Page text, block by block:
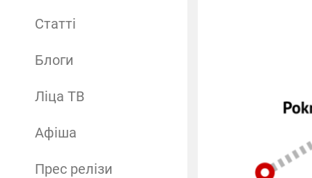
Статті
Блоги
Ліца ТВ
Афіша
Прес релізи